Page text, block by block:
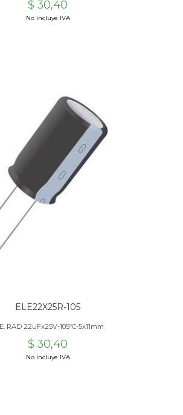
$ 30,40
No incluye IVA
ELE22X25R-105
RAD 22uFx25V-105ºC-5x11mm
$ 30,40
No incluye IVA